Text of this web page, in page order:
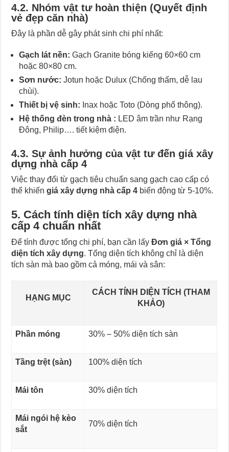
4.2. Nhóm vật tư hoàn thiện (Quyết định
vẻ đẹp căn nhà)
Đây là phần dễ gây phát sinh chi phí nhất:
Gạch lát nền: Gạch Granite bóng kiếng 60×60 cm
hoặc 80×80 cm.
Sơn nước: Jotun hoặc Dulux (Chống thấm, dễ lau
chùi).
Thiết bị vệ sinh: Inax hoặc Toto (Dòng phổ thông).
Hệ thống đèn trong nhà : LED âm trần như Rạng
Đông, Philip…. tiết kiệm điện.
4.3. Sự ảnh hưởng của vật tư đến giá xây
dựng nhà cấp 4
Việc thay đổi từ gạch tiêu chuẩn sang gạch cao cấp có
thể khiếngiá xây dựng nhà cấp 4 biến động từ 5-10%.
5. Cách tính diện tích xây dựng nhà
cấp 4 chuẩn nhất
Để tính được tổng chi phí, bạn cần lấyĐơn giá × Tổng
diện tích xây dựng. Tổng diện tích không chỉ là diện
tích sàn mà bao gồm cả móng, mái và sân:
HẠNG MỤC
CÁCH TÍNH DIỆN TÍCH (THAM
KHẢO)
Phần móng 30% – 50% diện tích sàn
Tầng trệt (sàn) 100% diện tích
Mái tôn 30% diện tích
Mái ngói hệ kèo
sắt
70% diện tích